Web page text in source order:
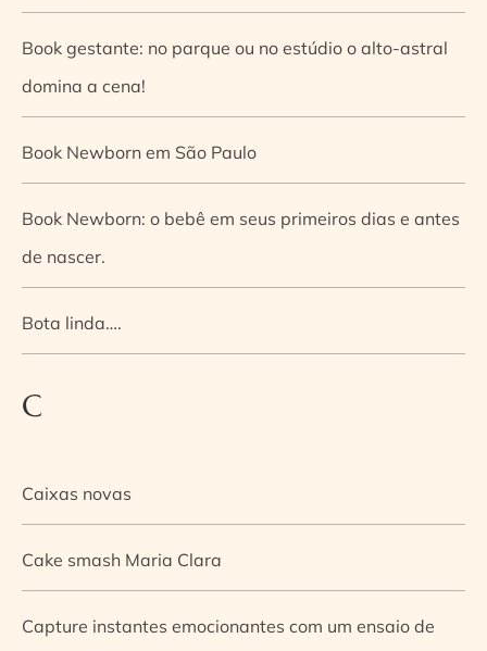
Book gestante: no parque ou no estúdio o alto-astral
domina a cena!
Book Newborn em São Paulo
Book Newborn: o bebê em seus primeiros dias e antes
de nascer.
Bota linda….
C
Caixas novas
Cake smash Maria Clara
Capture instantes emocionantes com um ensaio de